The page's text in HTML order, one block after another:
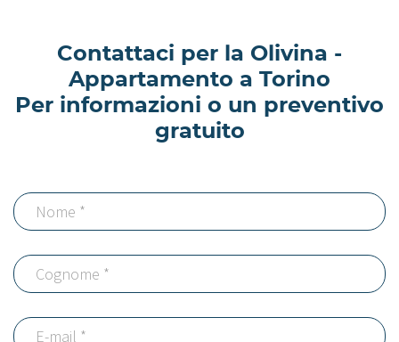
Contattaci per la Olivina -
Appartamento a Torino
Per informazioni o un preventivo
gratuito